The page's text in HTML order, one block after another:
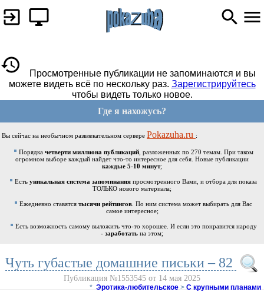
Просмотренные публикации не запоминаются и вы
можете видеть всё по нескольку раз. Зарегистрируйтесь
чтобы видеть только новое.
Где я нахожусь?
Вы сейчас на необычном развлекательном сервере Pokazuha.ru :
Порядка четверти миллиона публикаций, разложенных по 270 темам. При таком
огромном выборе каждый найдет что-то интересное для себя. Новые публикации
каждые 5-10 минут;
Есть уникальная система запоминания просмотренного Вами, и отбора для показа
ТОЛЬКО нового материала;
Ежедневно ставятся тысячи рейтингов . По ним система может выбирать для Вас
самое интересное;
Есть возможность самому выложить что-то хорошее. И если это понравится народу
- заработать на этом;
Чуть губастые домашние письки – 82
Публикация №1553545 от 14 мая 2025
* Эротика-любительское > С крупными планами